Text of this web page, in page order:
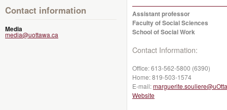
Contact information
Media
media@uottawa.ca
Assistant professor
Faculty of Social Sciences
School of Social Work
Contact Information:
Office:613-562-5800 (6390)
Home:819-503-1574
E-mail:
Website